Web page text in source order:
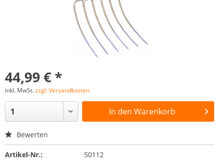
44,99 € *
inkl. MwSt.zzgl. Versandkosten
In den Warenkorb
Bewerten
Artikel-Nr.: 50112